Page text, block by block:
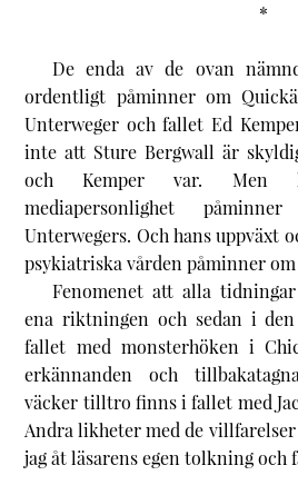
*
De enda av de ovan
ordentligt påminner om
Unterweger och fallet Ed
inte att Sture Bergwall är
och Kemper var. Men
mediapersonlighet
Unterwegers. Och hans uppväxt
psykiatriska vården påminner om
Fenomenet att alla
ena riktningen och sedan i
fallet med monsterhöken i
erkännanden och
väcker tilltro finns i fallet med
Andra likheter med de
jag åt läsarens egen tolkning och